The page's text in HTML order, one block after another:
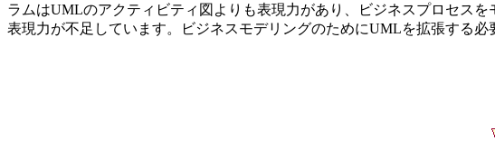
ラムはUMLのアクティビティ図よりも表現力があり、ビジネスプロセス
表現力が不足しています。ビジネスモデリングのためにUMLを拡張する必